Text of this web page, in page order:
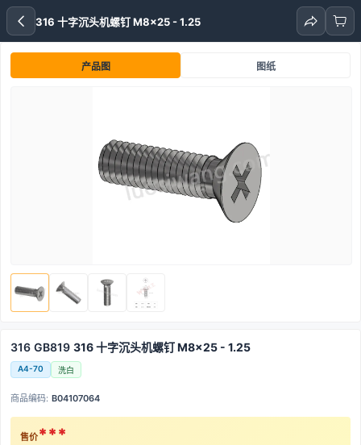
316 十字沉头机螺钉 M8x25 - 1.25
产品图 图纸
316 GB819 316 十字沉头机螺钉 M8x25 - 1.25
A4-70 洗白
商品编码: B04107064
售价***